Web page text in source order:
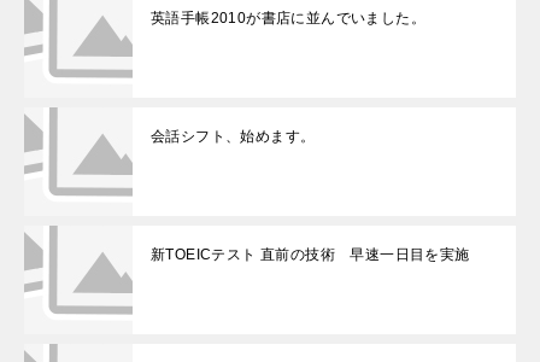
英語手帳2010が書店に並んでいました。
会話シフト、始めます。
新TOEICテスト 直前の技術 早速一日目を実施